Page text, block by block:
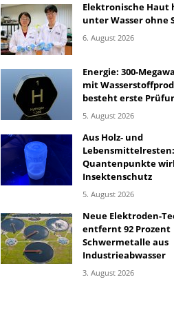
Elektronische Haut
unter Wasser ohne
6. August 2026
Energie: 300-
mit
besteht erste
5. August 2026
Aus Holz- und
Quantenpunkte
Insektenschutz
5. August 2026
Neue Elektroden-
entfernt 92 Prozent
Schwermetalle aus
Industrieabwasser
3. August 2026